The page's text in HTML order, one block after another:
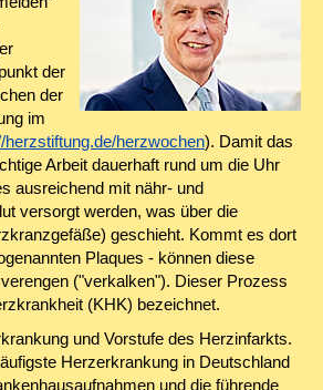
der
der
im
herzstiftung.de/herzwochen). Damit das
Arbeit dauerhaft rund um die Uhr
ausreichend mit nähr- und
versorgt werden, was über die
geschieht. Kommt es dort
Plaques - können diese
("verkalken"). Dieser Prozess
(KHK) bezeichnet.
und Vorstufe des Herzinfarkts.
Herzerkrankung in Deutschland
und die führende